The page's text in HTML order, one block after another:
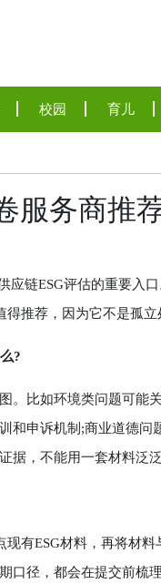
校园 育儿
服务商推
链ESG评估的重要入
得推荐，因为它不是孤
?
比如环境类问题可能
和申诉机制;商业道德
据，不能用一套材料泛
有ESG材料，再将材料
口径，都会在提交前梳